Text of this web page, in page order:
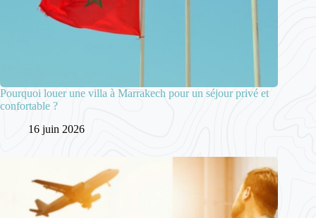
Pourquoi louer une villa à Marrakech pour un séjour privé et
confortable ?
16 juin 2026